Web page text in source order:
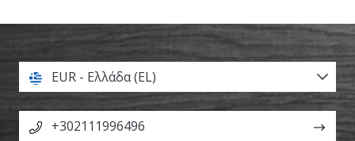
έσοδα.
EUR - Ελλάδα (EL)
+302111996496